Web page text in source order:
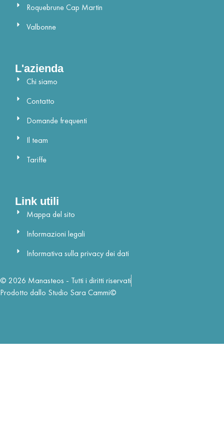
Roquebrune Cap Martin
Valbonne
L'azienda
Chi siamo
Contatto
Domande frequenti
Il team
Tariffe
Link utili
Mappa del sito
Informazioni legali
Informativa sulla privacy dei dati
© 2026 Manasteos - Tutti i diritti riservati
Prodotto dallo Studio Sara Cammi©